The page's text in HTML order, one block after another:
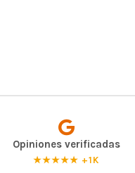
Opiniones verificadas
★★★★★ +1K